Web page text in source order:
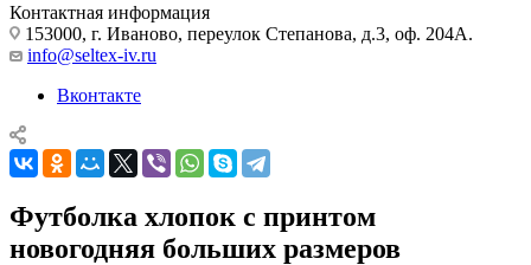
Контактная информация
153000, г. Иваново, переулок Степанова, д.3, оф. 204А.
info@seltex-iv.ru
Вконтакте
Футболка хлопок с принтом
новогодняя больших размеров